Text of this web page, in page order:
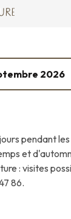
2026
2026pendant
et
: visites
86.